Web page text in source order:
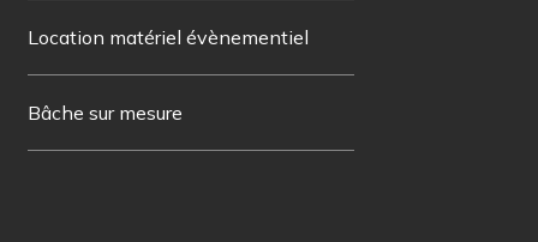
Location matériel évènementiel
Bâche sur mesure